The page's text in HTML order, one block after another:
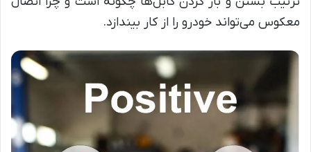
معکوس می‌تواند خودرو را از کار بیندازد.